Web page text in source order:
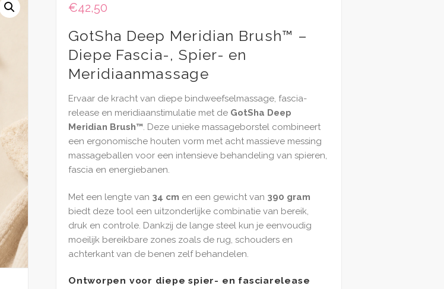
€42,50
GotSha Deep Meridian Brush™ –
Diepe Fascia-, Spier- en
Meridiaanmassage
Ervaar de kracht van diepe bindweefselmassage, fascia-
release en meridiaanstimulatie met de GotSha Deep
Meridian Brush™. Deze unieke massageborstel combineert
een ergonomische houten vorm met acht massieve messing
massageballen voor een intensieve behandeling van spieren,
fascia en energiebanen.
Met een lengte van 34 cm en een gewicht van 390 gram
biedt deze tool een uitzonderlijke combinatie van bereik,
druk en controle. Dankzij de lange steel kun je eenvoudig
moeilijk bereikbare zones zoals de rug, schouders en
achterkant van de benen zelf behandelen.
Ontworpen voor diepe spier- en fasciarelease